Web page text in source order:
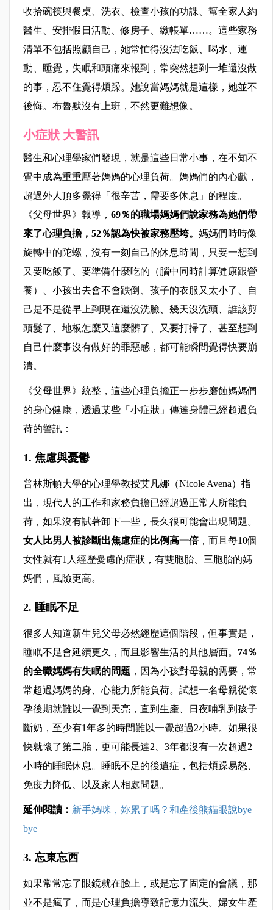
收拾碗筷與餐桌、洗衣、檢查小孩的功課、幫全家人約
醫生、安排假日活動、修房子、繳帳單……。這些家務
清單不包括照顧自己，她常忙得沒法吃飯、喝水、運
動、睡覺，失眠和頭痛來報到，常突然想到一堆還沒做
的事，忍不住覺得煩躁。她說當媽媽就是這樣，她並不
後悔。布魯默沒有上班，不然更難想像。
小症狀 大警訊
醫生和心理學家們發現，就是這些日常小事，在不知不
覺中成為重重壓著媽媽的心理負荷。媽媽們的內心戲，
超過外人頂多覺得「很辛苦，需要多休息」的程度。
《父母世界》報導， 69％的職場媽媽們說家務為她們帶
來了心理負擔，52％認為快被家務壓垮。 媽媽們時時像
旋轉中的陀螺，沒有一刻自己的休息時間，只要一想到
又要吃飯了、要準備什麼吃的（腦中同時計算健康跟營
養）、小孩出去會不會跌倒、孩子的衣服又太小了、自
己是不是從早上到現在還沒洗臉、幾天沒洗頭、誰該剪
頭髮了、地板怎麼又這麼髒了、又要打掃了、甚至想到
自己什麼事沒有做好的罪惡感，都可能瞬間覺得快要崩
潰。
《父母世界》統整，這些心理負擔正一步步磨蝕媽媽們
的身心健康，透過某些「小症狀」傳達身體已經超過負
荷的警訊：
1. 焦慮與憂鬱
普林斯頓大學的心理學教授艾凡娜（Nicole Avena）指
出，現代人的工作和家務負擔已經超過正常人所能負
荷，如果沒有試著卸下一些，長久很可能會出現問題。
女人比男人被診斷出焦慮症的比例高一倍，而且每10個
女性就有1人經歷憂慮的症狀，有雙胞胎、三胞胎的媽
媽們，風險更高。
2. 睡眠不足
很多人知道新生兒父母必然經歷這個階段，但事實是，
睡眠不足會延續更久，而且影響生活的其他層面。 74％
的全職媽媽有失眠的問題 ，因為小孩對母親的需要，常
常超過媽媽的身、心能力所能負荷。試想一名母親從懷
孕後期就難以一覺到天亮，直到生產、日夜哺乳到孩子
斷奶，至少有1年多的時間難以一覺超過2小時。如果很
快就懷了第二胎，更可能長達2、3年都沒有一次超過2
小時的睡眠休息。睡眠不足的後遺症，包括煩躁易怒、
免疫力降低、以及家人相處問題。
延伸閱讀： 新手媽咪，妳累了嗎？和產後熊貓眼說bye
bye
3. 忘東忘西
如果常常忘了眼鏡就在臉上，或是忘了固定的會議，那
並不是瘋了，而是心理負擔導致記憶力流失。婦女生產